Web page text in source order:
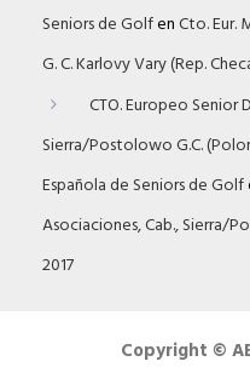
Seniors de GolfenCto. Eur.
G. C. Karlovy Vary (Rep.
CTO. Europeo Senior
Sierra/Postolowo G.C.
Española de Seniors de Golf
Asociaciones, Cab., Sierra/
2017
Copyright ©